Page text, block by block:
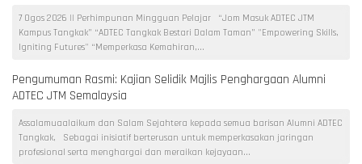
7 Ogos 2026 || Perhimpunan Mingguan Pelajar “Jom Masuk ADTEC JTM
Kampus Tangkak” “ADTEC Tangkak Bestari Dalam Taman” "Empowering Skills,
Igniting Futures" “Memperkasa Kemahiran,...
Pengumuman Rasmi: Kajian Selidik Majlis Penghargaan Alumni
ADTEC JTM Semalaysia
Assalamuaalaikum dan Salam Sejahtera kepada semua barisan Alumni ADTEC
Tangkak, Sebagai inisiatif berterusan untuk memperkasakan jaringan
profesional serta menghargai dan meraikan kejayaan...